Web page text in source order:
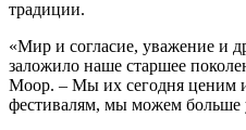
традиции.
«Мир и согласие, уважение и
заложило наше старшее
Моор. – Мы их сегодня ценим
фестивалям, мы можем больше